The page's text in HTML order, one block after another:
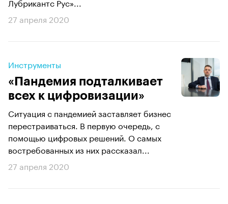
27 апреля 2020
Инструменты
«Пандемия подталкивает
всех к цифровизации»
Ситуация с пандемией заставляет бизнес
перестраиваться. В первую очередь, с
помощью цифровых решений. О самых
востребованных из них рассказал...
27 апреля 2020